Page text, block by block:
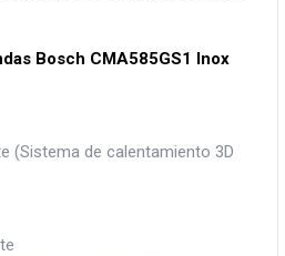
Bosch CMA585GS1 Inox
(Sistema de calentamiento 3D